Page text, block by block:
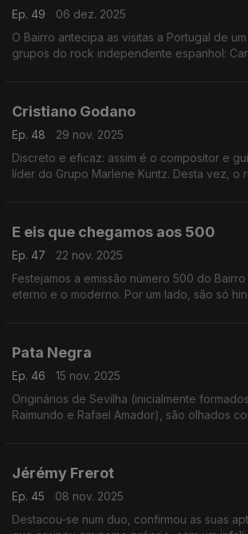
Ep. 49
06 dez. 2025
O Bairro antecipa as visitas a Portugal de
grupos do rock independente espanhol:
Cristiano Godano
Ep. 48
29 nov. 2025
Discreto e eficaz: assim é o compositor e
líder do Grupo Marlene Kuntz. Desta vez, o
E eis que chegamos aos 500
Ep. 47
22 nov. 2025
Festejamos a emissão número 500 do
eterno e o moderno. Por um lado, são só
Pata Negra
Ep. 46
15 nov. 2025
Originários de Sevilha (inicialmente
Raimundo e Rafael Amador), são olhados
Jérémy Frerot
Ep. 45
08 nov. 2025
Destacou-se num duo, confirmou as suas